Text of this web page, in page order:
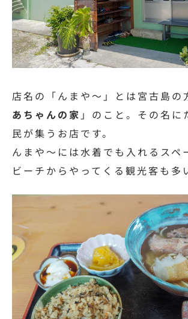
店名の「んまや～」とは宮古島の
あちゃんの家 」のこと。その名に
民が集うお店です。
んまや～には水着でも入れるスペ
ビーチからやってくる観光客も多